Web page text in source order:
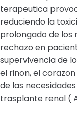
terapeutica
reduciendo la
prolongado de los
rechazo en
supervivencia de
el rinon, el
de las
trasplante renal (